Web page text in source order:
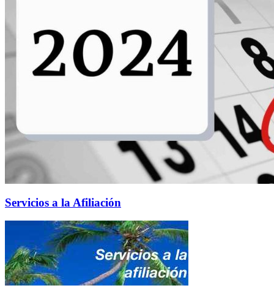
Servicios a la Afiliación